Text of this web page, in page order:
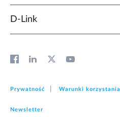
D‑Link
Prywatność Warunki korzystania
Newsletter